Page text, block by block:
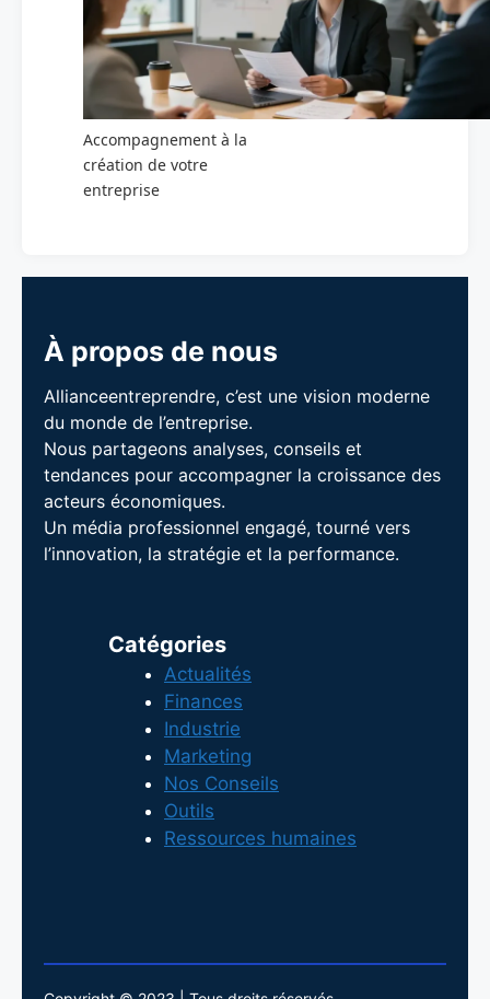
Accompagnement à la
création de votre
entreprise
À propos de nous
Allianceentreprendre, c’est une vision moderne
du monde de l’entreprise.
Nous partageons analyses, conseils et
tendances pour accompagner la croissance des
acteurs économiques.
Un média professionnel engagé, tourné vers
l’innovation, la stratégie et la performance.
Catégories
Actualités
Finances
Industrie
Marketing
Nos Conseils
Outils
Ressources humaines